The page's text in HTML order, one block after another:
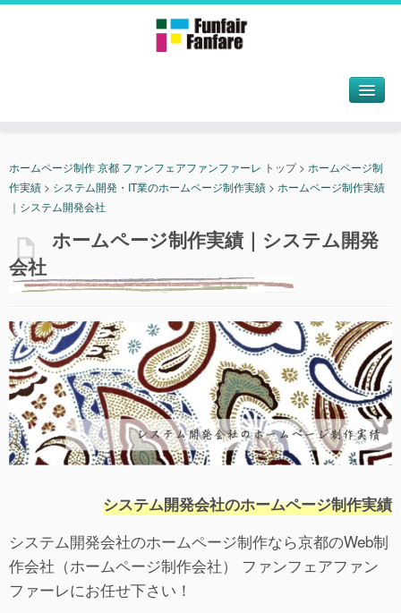
ホームページ制作 京都 ファンフェアファンファーレ トップ> ホームページ制
作実績 > システム開発・IT業のホームページ制作実績 > ホームページ制作実績
｜システム開発会社
ホームページ制作実績｜システム開発
会社
システム開発会社のホームページ制作実績
システム開発会社のホームページ制作なら京都のWeb制
作会社（ホームページ制作会社） ファンフェアファン
ファーレにお任せ下さい！